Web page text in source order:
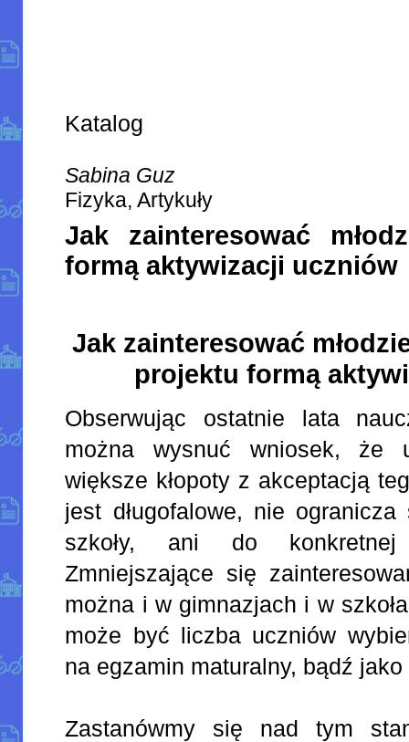
Katalog
Sabina Guz
Fizyka, Artykuły
Jak zainteresować
formą aktywizacji uczniów
Jak zainteresować
projektu formą
Obserwując ostatnie lata
można wysnuć wniosek, że
większe kłopoty z akceptacją
jest długofalowe, nie
szkoły, ani do konkretnej
Zmniejszające się
można i w gimnazjach i w
może być liczba uczniów
na egzamin maturalny, bądź
Zastanówmy się nad tym